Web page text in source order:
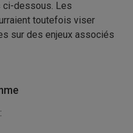
ci-dessous. Les
toutefois viser
sur des enjeux associés